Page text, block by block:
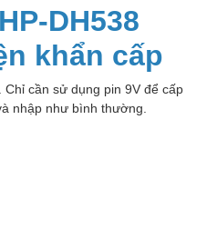
DH538
khẩn cấp
cần sử dụng pin 9V để cấp
nhập như bình thường.